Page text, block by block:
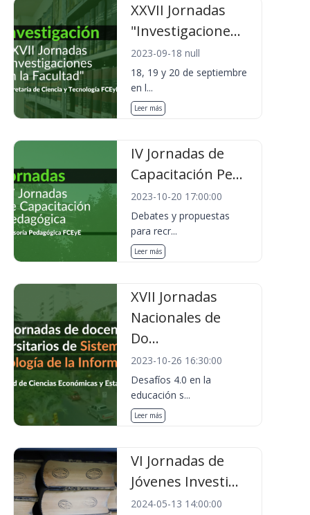
XXVII Jornadas
"Investigacione...
2023-09-18 null
18, 19 y 20 de septiembre
en l...
Leer más
IV Jornadas de
Capacitación Pe...
2023-10-20 17:00:00
Debates y propuestas
para recr...
Leer más
XVII Jornadas
Nacionales de
Do...
2023-10-26 16:30:00
Desafíos 4.0 en la
educación s...
Leer más
VI Jornadas de
Jóvenes Investi...
2024-05-13 14:00:00